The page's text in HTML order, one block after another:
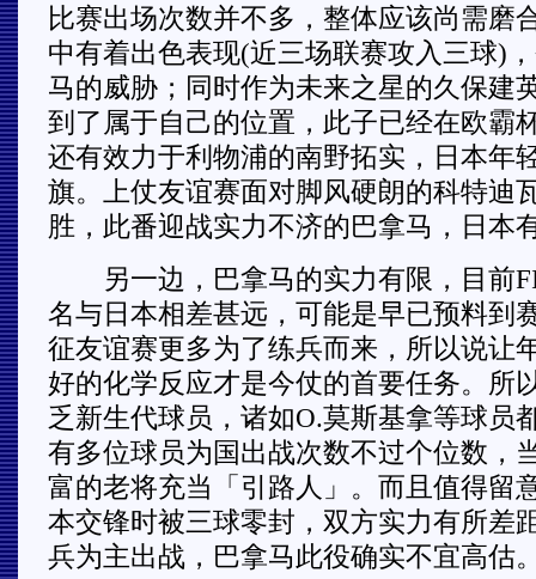
比赛出场次数并不多，整体应该尚需磨
中有着出色表现(近三场联赛攻入三球)
马的威胁；同时作为未来之星的久保建
到了属于自己的位置，此子已经在欧霸
还有效力于利物浦的南野拓实，日本年
旗。上仗友谊赛面对脚风硬朗的科特迪
胜，此番迎战实力不济的巴拿马，日本
另一边，巴拿马的实力有限，目前
名与日本相差甚远，可能是早已预料到
征友谊赛更多为了练兵而来，所以说让
好的化学反应才是今仗的首要任务。所
乏新生代球员，诸如O.莫斯基拿等球员
有多位球员为国出战次数不过个位数，
富的老将充当「引路人」。而且值得留
本交锋时被三球零封，双方实力有所差
兵为主出战，巴拿马此役确实不宜高估